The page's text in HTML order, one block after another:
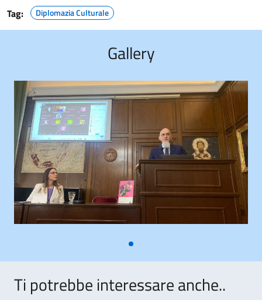
Tag: Diplomazia Culturale
Gallery
Ti potrebbe interessare anche..